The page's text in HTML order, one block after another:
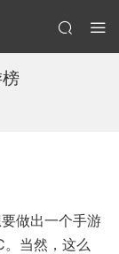
做出一个手游
当然，这么